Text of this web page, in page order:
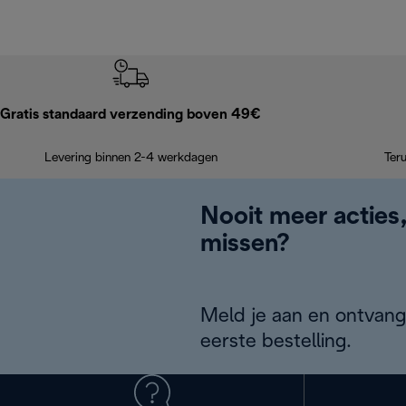
Gratis standaard verzending boven 49€
Levering binnen 2-4 werkdagen
Nooit meer
missen?
Meld je aan en
eerste bestelling.